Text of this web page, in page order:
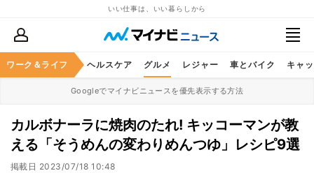
いい仕事は、いい暮らしから
ワーク＆ライフ
マネー 暮らし ヘルスケア グルメ レジャー 車とバイク キャ
Googleでマイナビニュースを優先表示する方法
カルボナーラに焼肉のたれ! キッコーマンが教
える「そうめんの変わりめんつゆ」レシピ9選
掲載日 2023/07/18 10:48